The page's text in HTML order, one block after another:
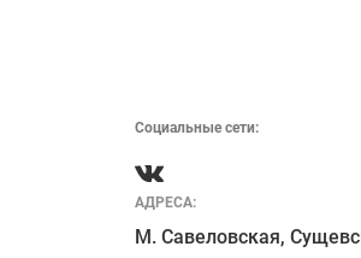
Социальные сети:
АДРЕСА:
М. Савеловская,